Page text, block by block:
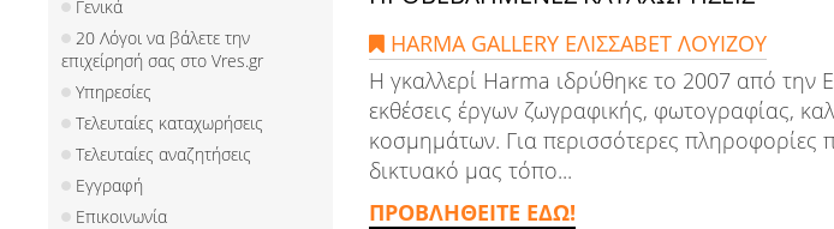
HARMA GALLERY ΕΛΙΣΣΑΒΕΤ ΛΟΥΙΖΟΥ
Η γκαλλερί Harma ιδρύθηκε το 2007 από την
εκθέσεις έργων ζωγραφικής, φωτογραφίας,
κοσμημάτων. Για περισσότερες πληροφορίες
δικτυακό μας τόπο...
ΠΡΟΒΛΗΘΕΙΤΕ ΕΔΩ!
Γενικά
20 Λόγοι να βάλετε την
επιχείρησή σας στο Vres.gr
Υπηρεσίες
Τελευταίες καταχωρήσεις
Τελευταίες αναζητήσεις
Εγγραφή
Επικοινωνία